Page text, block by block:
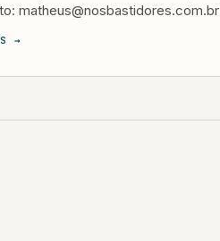
matheus@nosbastidores.com.br
→